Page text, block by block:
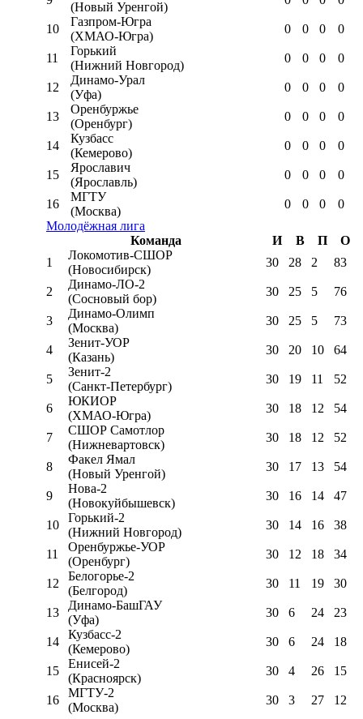
(Новый Уренгой)
10
Газпром-Югра
(ХМАО-Югра)
0 0 0 0
11
Горький
(Нижний Новгород)
0 0 0 0
12
Динамо-Урал
(Уфа)
0 0 0 0
13
Оренбуржье
(Оренбург)
0 0 0 0
14
Кузбасс
(Кемерово)
0 0 0 0
15
Ярославич
(Ярославль)
0 0 0 0
16
МГТУ
(Москва)
0 0 0
0
Молодёжная лига
Команда
И В П
О
1
Локомотив-CШОР
(Новосибирск)
30 28 2 83
2
Динамо-ЛО-2
(Сосновый бор)
30 25 5 76
3
Динамо-Олимп
(Москва)
30 25 5 73
4
Зенит-УОР
(Казань)
30 20 10 64
5
Зенит-2
(Санкт-Петербург)
30 19 11 52
6
ЮКИОР
(ХМАО-Югра)
30 18 12 54
7
СШОР Самотлор
(Нижневартовск)
30 18 12 52
8
Факел Ямал
(Новый Уренгой)
30 17 13 54
9
Нова-2
(Новокуйбышевск)
30 16 14 47
10
Горький-2
(Нижний Новгород)
30 14 16 38
11
Оренбуржье-УОР
(Оренбург)
30 12 18 34
12
Белогорье-2
(Белгород)
30 11 19 30
13
Динамо-БашГАУ
(Уфа)
30 6 24 23
14
Кузбасс-2
(Кемерово)
30 6 24 18
15
Енисей-2
(Красноярск)
30 4 26 15
16
МГТУ-2
(Москва)
30 3 27 12